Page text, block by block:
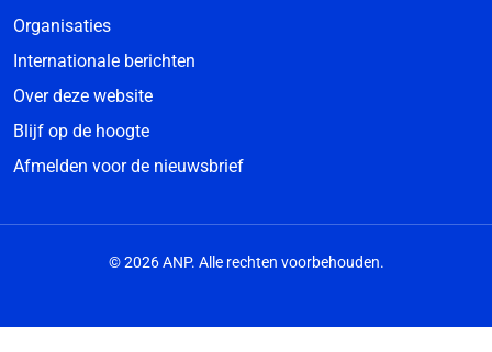
Organisaties
Internationale berichten
Over deze website
Blijf op de hoogte
Afmelden voor de nieuwsbrief
© 2026 ANP. Alle rechten voorbehouden.